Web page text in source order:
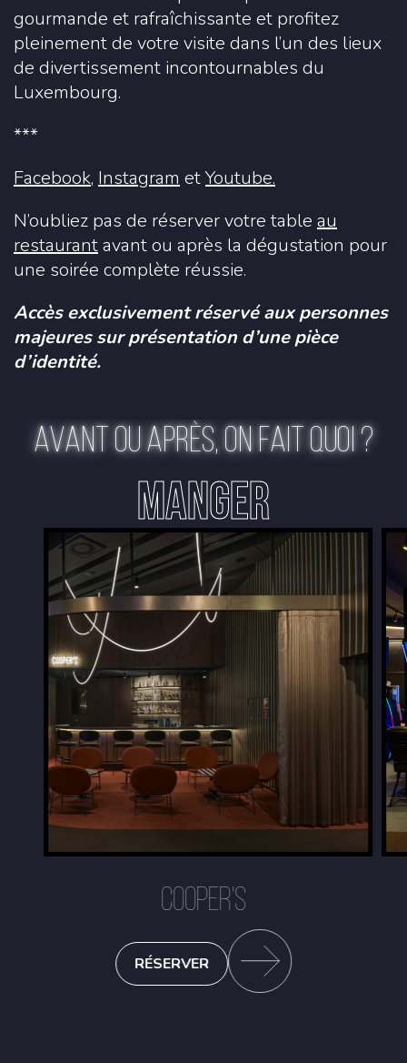
gourmande et rafraîchissante et profitez
pleinement de votre visite dans l’un des lieux
de divertissement incontournables du
Luxembourg.
***
Facebook, Instagram etYoutube.
N’oubliez pas de réserver votre table au
restaurantavant ou après la dégustation pour
une soirée complète réussie.
Accès exclusivement réservé aux personnes
majeures sur présentation d’une pièce
d’identité.
AVANT OU APRÈS, ON FAIT QUOI ?
MANGER
COOPER'S
RÉSERVER